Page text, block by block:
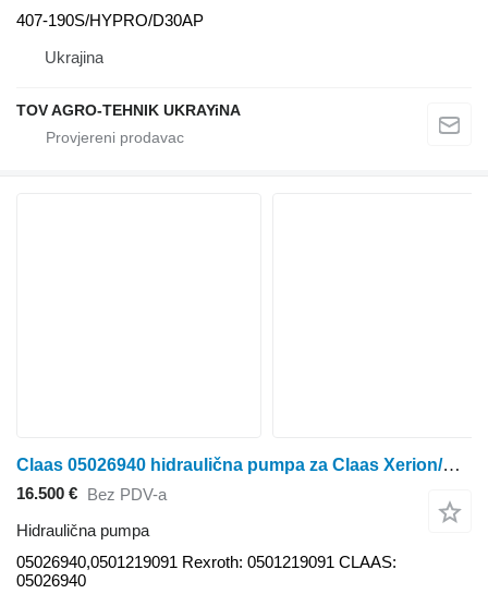
407-190S/HYPRO/D30AP
Ukrajina
TOV AGRO-TEHNIK UKRAYiNA
Claas 05026940 hidraulična pumpa za Claas Xerion/Axion/CLAAS traktora točkaša
16.500 € Bez PDV-a
Hidraulična pumpa
05026940,0501219091 Rexroth: 0501219091 CLAAS:
05026940